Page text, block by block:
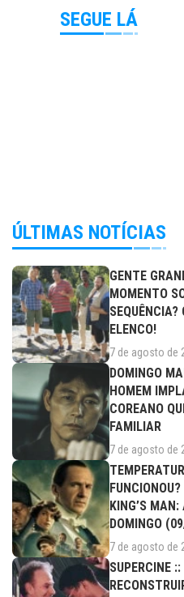
SEGUE LÁ
ÚLTIMAS NOTÍCIAS
GENTE
MOMENTO
ELENCO!
7 de agosto de
DOMINGO
HOMEM
COREANO
FAMILIAR
7 de agosto de
KING’S
DOMINGO
7 de agosto de
SUPERCINE